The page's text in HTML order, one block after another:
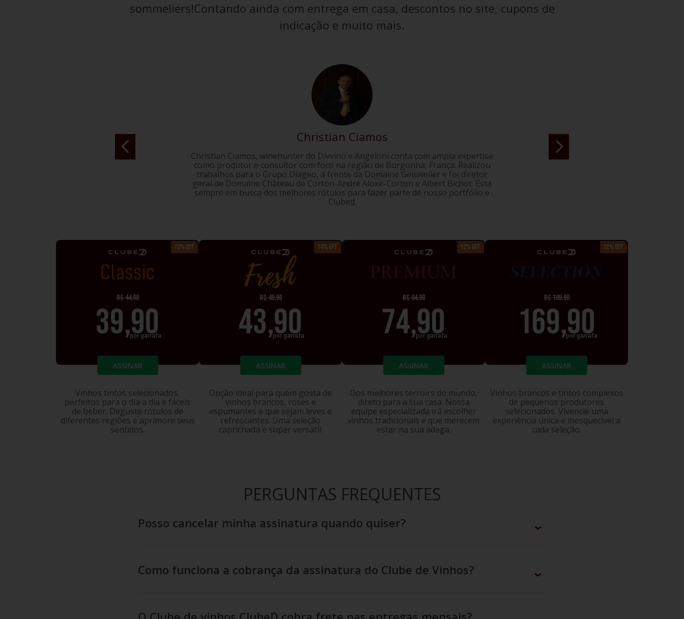
sommeliers!Contando ainda com entrega em casa, descontos no site, cupons de
indicação e muito mais.
Christian Ciamos
Christian Ciamos, winehunter do Divvino e Angeloni conta com ampla expertise
como produtor e consultor com foco na região de Borgonha, França. Realizou
trabalhos para o Grupo Diageo, á frente da Domaine Geisweiler e foi diretor
geral de Domaine Château de Corton-André Aloxe-Corton e Albert Bichot. Está
sempre em busca dos melhores rótulos para fazer parte de nosso portfólio e
Clubed.
13% OFF
CLASSIC
R$44,90
39,90
por garrafa
ASSINAR
Vinhos tintos selecionados,
perfeitos para o dia a dia e fáceis
de beber. Deguste rótulos de
diferentes regiões e aprimore seus
sentidos.
14% OFF
FRESH
R$49,90
43,90
por garrafa
ASSINAR
Opção ideal para quem gosta de
vinhos brancos, rosés e
espumantes e que sejam leves e
refrescantes. Uma seleção
caprichada e super versátil.
13% OFF
PREMIUM
R$84,90
74,90
por garrafa
ASSINAR
Dos melhores terroirs do mundo,
direto para a sua casa. Nossa
equipe especializada irá escolher
vinhos tradicionais e que merecem
estar na sua adega.
12% OFF
R$189,90
169,90
por garrafa
ASSINAR
Vinhos brancos e tintos complexos
de pequenos produtores
selecionados. Vivencie uma
experiência única e inesquecível a
cada seleção.
PERGUNTAS FREQUENTES
Posso cancelar minha assinatura quando quiser?
Como funciona a cobrança da assinatura do Clube de Vinhos?